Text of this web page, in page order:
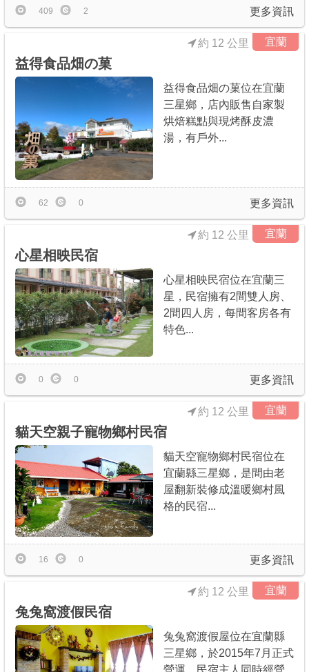
更多資訊
409 2
宜蘭
益得食品畑の菓
約 12 公里
益得食品畑の菓位在宜蘭
三星鄉，店內販售自家製
烘焙糕點與現烤酥皮濃
湯，有戶外...
更多資訊
62 0
宜蘭
心星相映民宿
約 12 公里
心星相映民宿位在宜蘭三
星，民宿擁有2間雙人房、
2間四人房，每間客房各有
特色...
更多資訊
0 0
宜蘭
貓天空親子寵物鄉村民宿
約 12 公里
貓天空寵物鄉村民宿位在
宜蘭縣三星鄉，是間由老
屋翻新裝修成溫暖鄉村風
格的民宿...
更多資訊
16 0
宜蘭
兔兔窩渡假民宿
約 12 公里
兔兔窩渡假屋位在宜蘭縣
三星鄉，於2015年7月正式
營運，民宿主人同時經營